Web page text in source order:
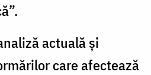
actuală și
care afectează